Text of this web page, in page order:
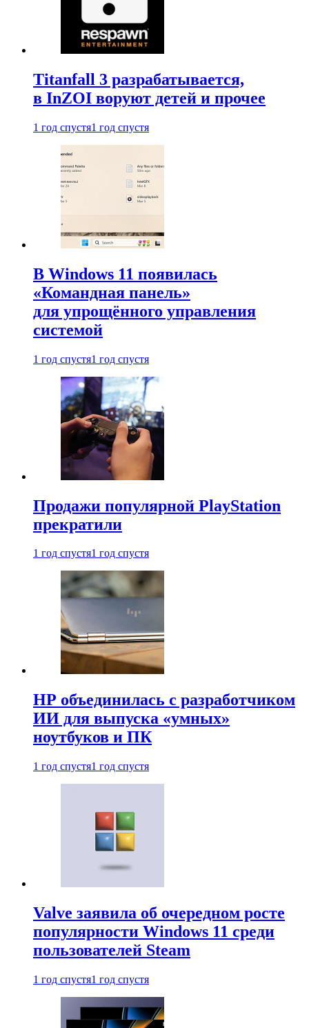
Titanfall 3 разрабатывается,
в InZOI воруют детей и прочее
1 год спустя1 год спустя
В Windows 11 появилась
«Командная панель»
для упрощённого управления
системой
1 год спустя1 год спустя
Продажи популярной PlayStation
прекратили
1 год спустя1 год спустя
HP объединилась с разработчиком
ИИ для выпуска «умных»
ноутбуков и ПК
1 год спустя1 год спустя
Valve заявила об очередном росте
популярности Windows 11 среди
пользователей Steam
1 год спустя1 год спустя